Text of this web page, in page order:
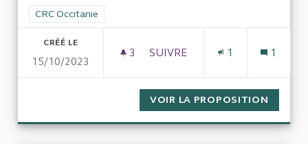
Filtrer les résultats de la catégorie : CRC Occitanie
CRC Occitanie
CRÉÉ LE
15/10/2023
3 3 ABONNÉS
SUIVRE
1 1
VOIR LA PROPOSITION